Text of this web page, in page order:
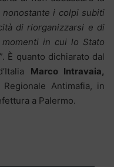
nonostante i colpi subiti
di riorganizzarsi e di
in cui lo Stato
”. È quanto dichiarato dal
Marco Intravaia,
Antimafia, in
a Palermo.